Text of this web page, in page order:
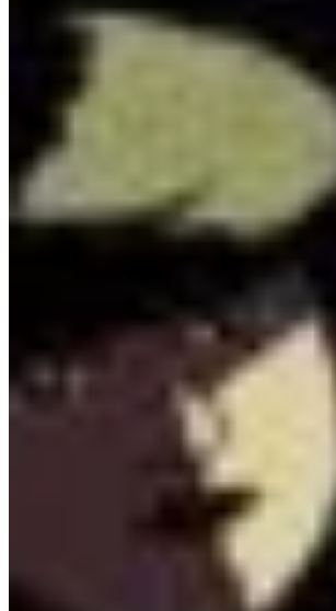
Colunas
Conteúdos
Colecionáveis
Cursos On line
Eventos